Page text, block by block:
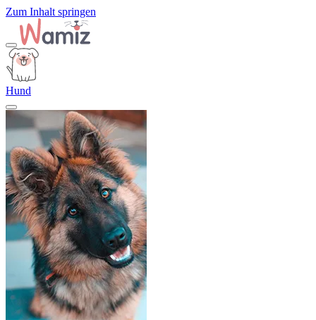
Zum Inhalt springen
Hund